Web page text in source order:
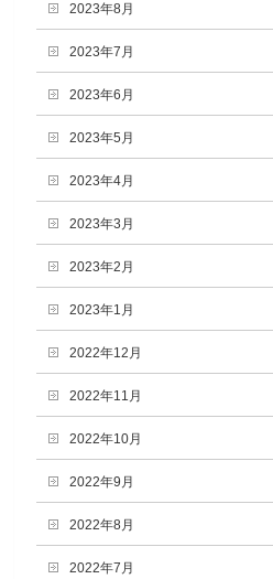
2023年8月
2023年7月
2023年6月
2023年5月
2023年4月
2023年3月
2023年2月
2023年1月
2022年12月
2022年11月
2022年10月
2022年9月
2022年8月
2022年7月